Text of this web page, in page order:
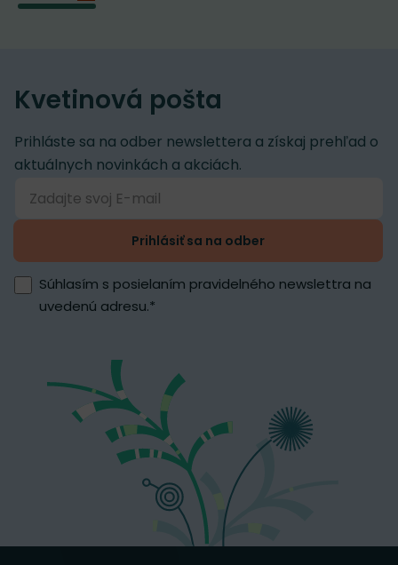
Kvetinová pošta
Prihláste sa na odber newslettera a získaj prehľad o
aktuálnych novinkách a akciách.
Prihlásiť sa na odber
Súhlasím s posielaním pravidelného newslettra na
uvedenú adresu.*